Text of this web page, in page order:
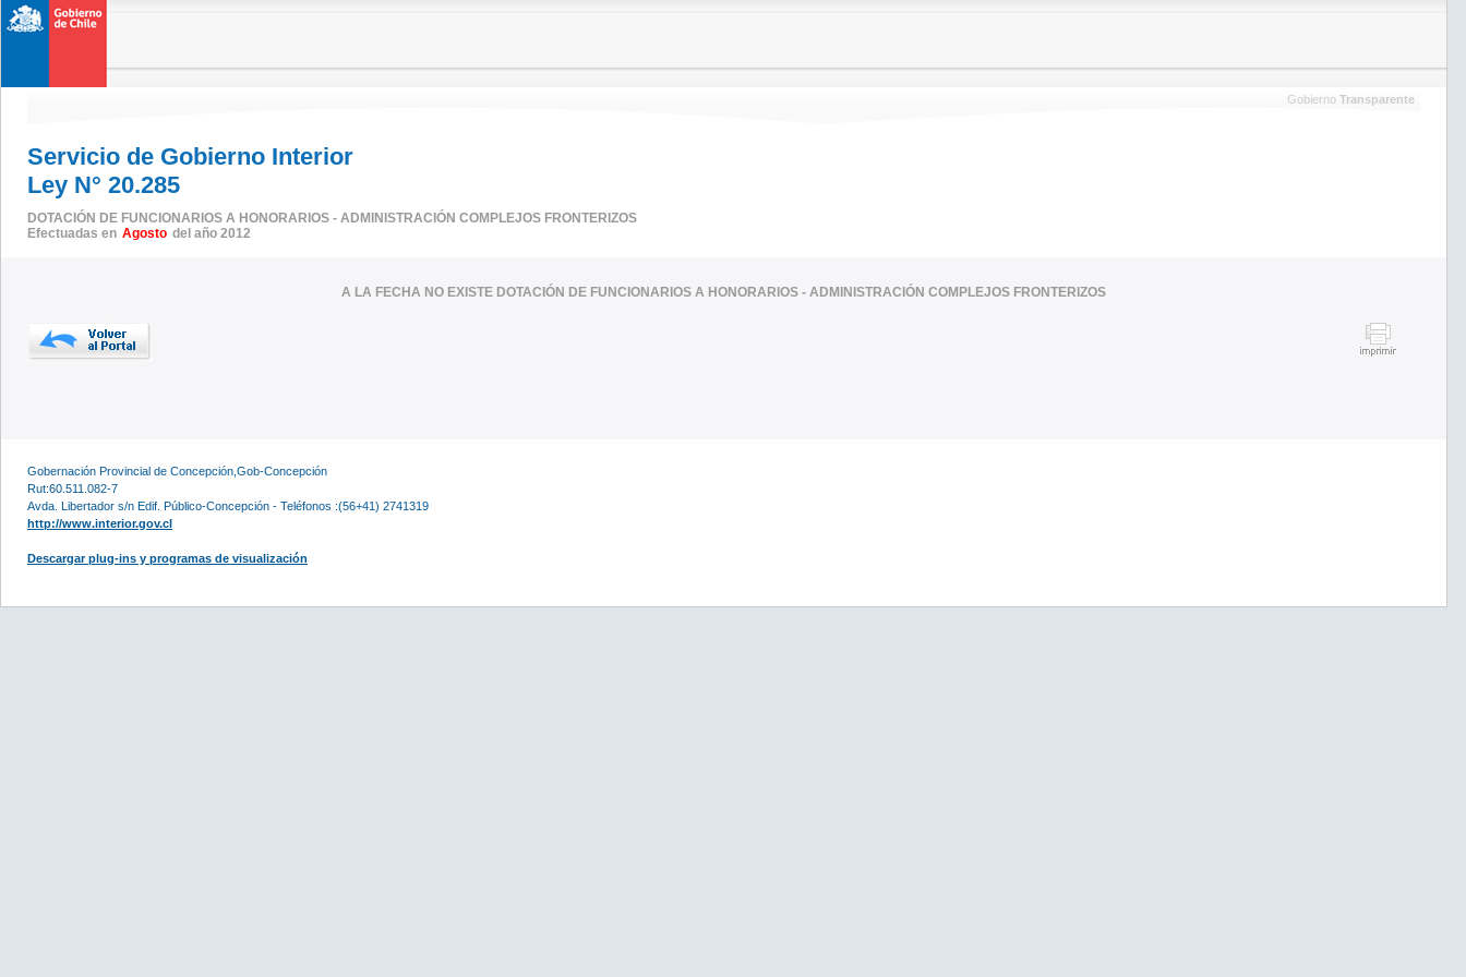
Gobierno Transparente
Servicio de Gobierno Interior
Ley N° 20.285
DOTACIÓN DE FUNCIONARIOS A HONORARIOS - ADMINISTRACIÓN COMPLEJOS FRONTERIZOS
Efectuadas en Agosto del año 2012
A LA FECHA NO EXISTE DOTACIÓN DE FUNCIONARIOS A HONORARIOS - ADMINISTRACIÓN COMPLEJOS FRONTERIZOS
Gobernación Provincial de Concepción,Gob-Concepción
Rut:60.511.082-7
Avda. Libertador s/n Edif. Público-Concepción - Teléfonos :(56+41) 2741319
http://www.interior.gov.cl
Descargar plug-ins y programas de visualización